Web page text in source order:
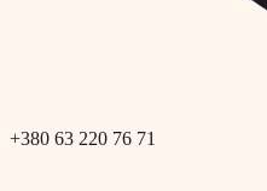
+380 63 220 76 71